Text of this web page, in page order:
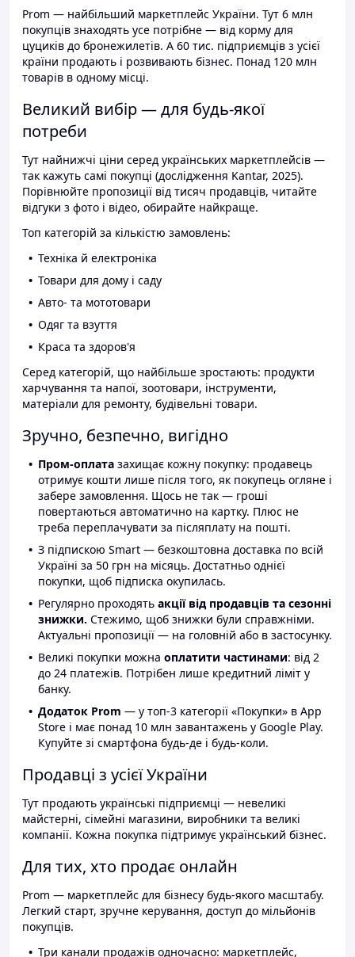
Prom — найбільший маркетплейс України. Тут 6 млн
покупців знаходять усе потрібне — від корму для
цуциків до бронежилетів. А 60 тис. підприємців з усієї
країни продають і розвивають бізнес. Понад 120 млн
товарів в одному місці.
Великий вибір — для будь-якої
потреби
Тут найнижчі ціни серед українських маркетплейсів —
так кажуть самі покупці (дослідження Kantar, 2025).
Порівнюйте пропозиції від тисяч продавців, читайте
відгуки з фото і відео, обирайте найкраще.
Топ категорій за кількістю замовлень:
Техніка й електроніка
Товари для дому і саду
Авто- та мототовари
Одяг та взуття
Краса та здоров'я
Серед категорій, що найбільше зростають: продукти
харчування та напої, зоотовари, інструменти,
матеріали для ремонту, будівельні товари.
Зручно, безпечно, вигідно
Пром-оплата захищає кожну покупку: продавець
отримує кошти лише після того, як покупець огляне і
забере замовлення. Щось не так — гроші
повертаються автоматично на картку. Плюс не
треба переплачувати за післяплату на пошті.
З підпискою Smart — безкоштовна доставка по всій
Україні за 50 грн на місяць. Достатньо однієї
покупки, щоб підписка окупилась.
Регулярно проходять акції від продавців та сезонні
знижки. Стежимо, щоб знижки були справжніми.
Актуальні пропозиції — на головній або в застосунку.
Великі покупки можна оплатити частинами: від 2
до 24 платежів. Потрібен лише кредитний ліміт у
банку.
Додаток Prom — у топ-3 категорії «Покупки» в App
Store і має понад 10 млн завантажень у Google Play.
Купуйте зі смартфона будь-де і будь-коли.
Продавці з усієї України
Тут продають українські підприємці — невеликі
майстерні, сімейні магазини, виробники та великі
компанії. Кожна покупка підтримує український бізнес.
Для тих, хто продає онлайн
Prom — маркетплейс для бізнесу будь-якого масштабу.
Легкий старт, зручне керування, доступ до мільйонів
покупців.
Три канали продажів одночасно: маркетплейс,